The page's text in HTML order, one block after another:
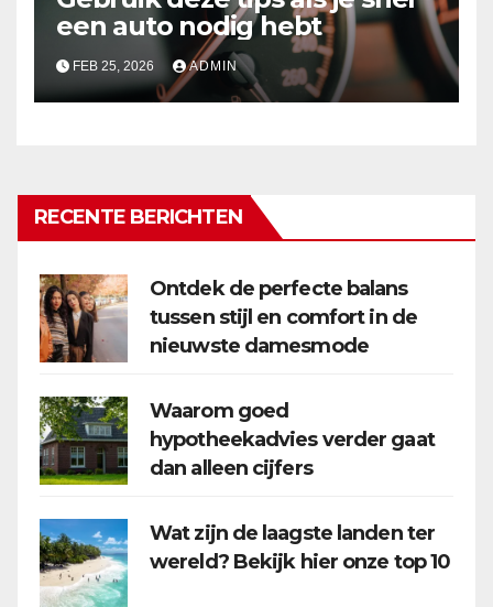
een auto nodig hebt
FEB 25, 2026 ADMIN
RECENTE BERICHTEN
Ontdek de perfecte balans
tussen stijl en comfort in de
nieuwste damesmode
Waarom goed
hypotheekadvies verder gaat
dan alleen cijfers
Wat zijn de laagste landen ter
wereld? Bekijk hier onze top 10